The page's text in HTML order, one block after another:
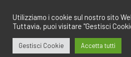
contenuto
Utilizziamo i cookie sul nostro sito
Tuttavia, puoi visitare "Gestisci
Gestisci Cookie Accetta tutti